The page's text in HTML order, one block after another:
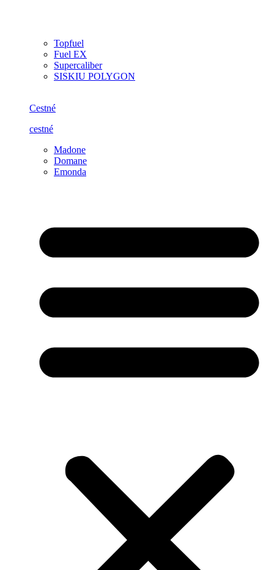
Topfuel
Fuel EX
Supercaliber
SISKIU POLYGON
Cestné
cestné
Madone
Domane
Emonda